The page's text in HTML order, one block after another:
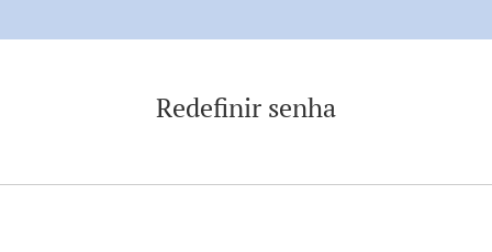
Redefinir senha